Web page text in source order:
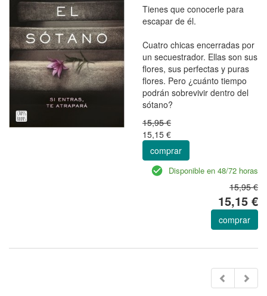
Tienes que conocerle para
escapar de él.
Cuatro chicas encerradas por
un secuestrador. Ellas son sus
flores, sus perfectas y puras
flores. Pero ¿cuánto tiempo
podrán sobrevivir dentro del
sótano?
15,95 €
15,15 €
comprar
Disponible en 48/72 horas
15,95 €
15,15 €
comprar